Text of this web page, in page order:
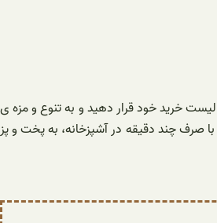
خرید خود قرار دهید و به تنوع و مزه ی
صرف چند دقیقه در آشپزخانه، به پخت و پز